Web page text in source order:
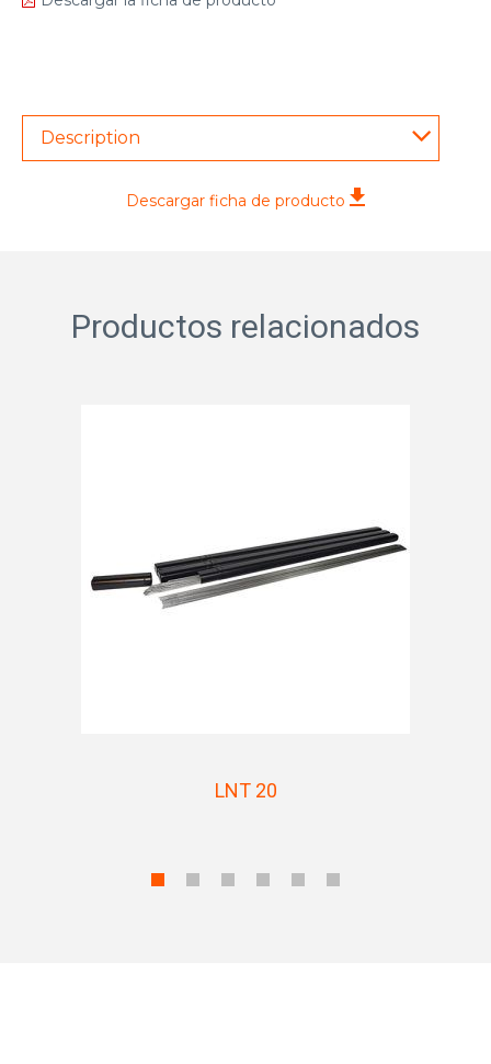
Description
Descargar ficha de producto
Productos relacionados
LNT 20